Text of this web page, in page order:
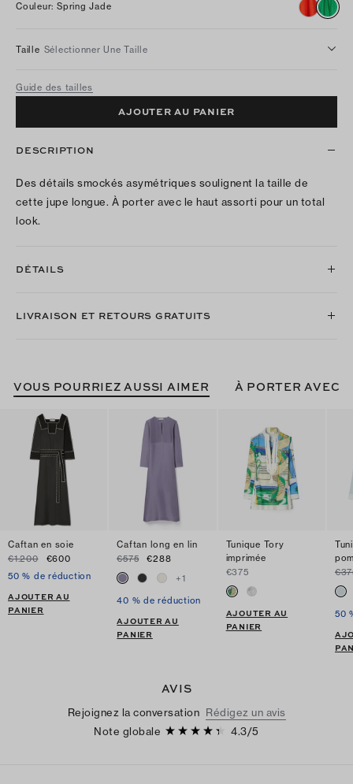
Couleur: Spring Jade
Taille Sélectionner Une Taille
Guide des tailles
AJOUTER AU PANIER
DESCRIPTION
Des détails smockés asymétriques soulignent la taille de
cette jupe longue. À porter avec le haut assorti pour un total
look.
DÉTAILS
LIVRAISON ET RETOURS GRATUITS
VOUS POURRIEZ AUSSI AIMER À PORTER AVEC
Caftan en soie
€1.200
€600
50 % de réduction
AJOUTER AU
PANIER
Caftan long en lin
€575
€288
+1
40 % de réduction
AJOUTER AU
PANIER
Tunique Tory
imprimée
€375
AJOUTER AU
PANIER
50
AVIS
Rejoignez la conversation Rédigez un avis
Note globale
4.3/5